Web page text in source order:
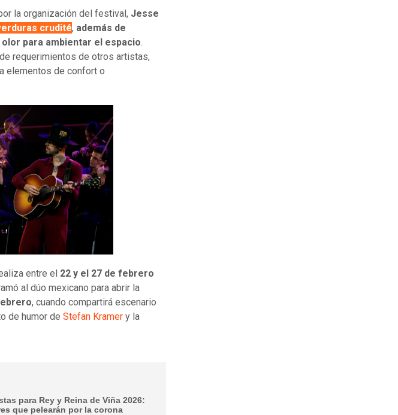
la organización del festival, Jesse
crudité, además de
para ambientar el espacio.
requerimientos de otros artistas,
elementos de confort o
entre el 22 y el 27 de febrero
al dúo mexicano para abrir la
, cuando compartirá escenario
de humor de Stefan Kramer y la
para Rey y Reina de Viña 2026:
que pelearán por la corona